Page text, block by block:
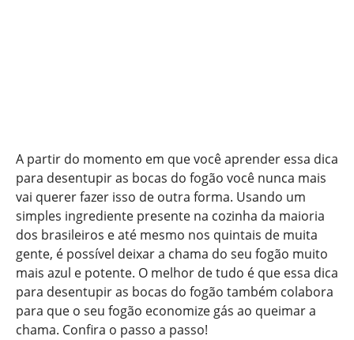
A partir do momento em que você aprender essa dica
para desentupir as bocas do fogão você nunca mais
vai querer fazer isso de outra forma. Usando um
simples ingrediente presente na cozinha da maioria
dos brasileiros e até mesmo nos quintais de muita
gente, é possível deixar a chama do seu fogão muito
mais azul e potente. O melhor de tudo é que essa dica
para desentupir as bocas do fogão também colabora
para que o seu fogão economize gás ao queimar a
chama. Confira o passo a passo!